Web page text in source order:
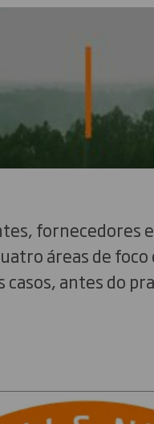
fornecedores
áreas de
antes do